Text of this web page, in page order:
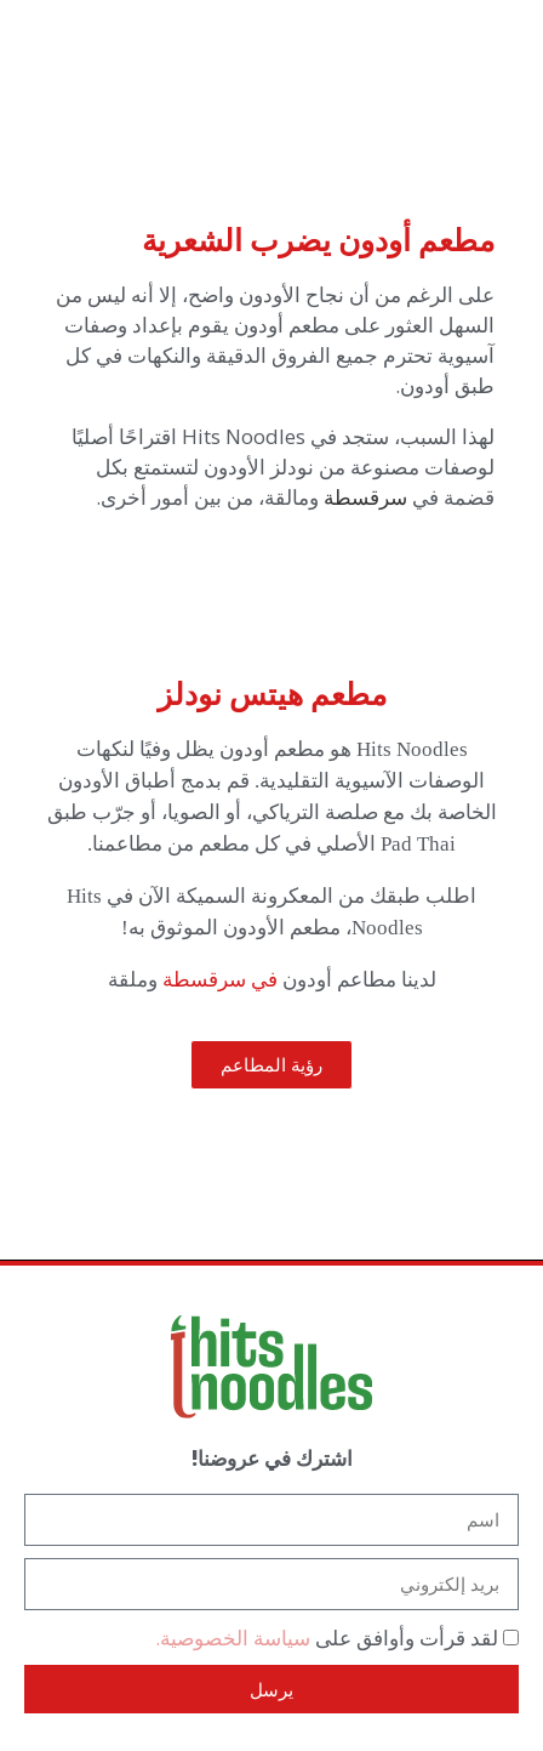
مطعم أودون يضرب الشعرية
على الرغم من أن نجاح الأودون واضح، إلا أنه ليس من
السهل العثور على مطعم أودون يقوم بإعداد وصفات
آسيوية تحترم جميع الفروق الدقيقة والنكهات في كل
طبق أودون.
لهذا السبب، ستجد في Hits Noodles اقتراحًا أصليًا
لوصفات مصنوعة من نودلز الأودون لتستمتع بكل
قضمة في سرقسطة ومالقة، من بين أمور أخرى.
مطعم هيتس نودلز
Hits Noodles هو مطعم أودون يظل وفيًا لنكهات
الوصفات الآسيوية التقليدية. قم بدمج أطباق الأودون
الخاصة بك مع صلصة الترياكي، أو الصويا، أو جرّب طبق
Pad Thai الأصلي في كل مطعم من مطاعمنا.
اطلب طبقك من المعكرونة السميكة الآن في Hits
Noodles، مطعم الأودون الموثوق به!
لدينا مطاعم أودون في سرقسطة وملقة
رؤية المطاعم
اشترك في عروضنا!
لقد قرأت وأوافق على سياسة الخصوصية.
يرسل